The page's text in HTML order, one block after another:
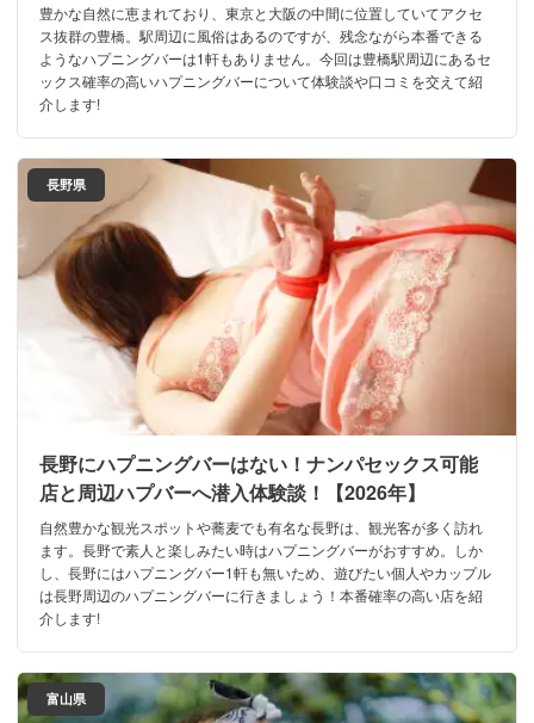
豊かな自然に恵まれており、東京と大阪の中間に位置していてアクセ
ス抜群の豊橋。駅周辺に風俗はあるのですが、残念ながら本番できる
ようなハプニングバーは1軒もありません。今回は豊橋駅周辺にあるセ
ックス確率の高いハプニングバーについて体験談や口コミを交えて紹
介します!
長野県
長野にハプニングバーはない！ナンパセックス可能
店と周辺ハプバーへ潜入体験談！【2026年】
自然豊かな観光スポットや蕎麦でも有名な長野は、観光客が多く訪れ
ます。長野で素人と楽しみたい時はハプニングバーがおすすめ。しか
し、長野にはハプニングバー1軒も無いため、遊びたい個人やカップル
は長野周辺のハプニングバーに行きましょう！本番確率の高い店を紹
介します!
富山県